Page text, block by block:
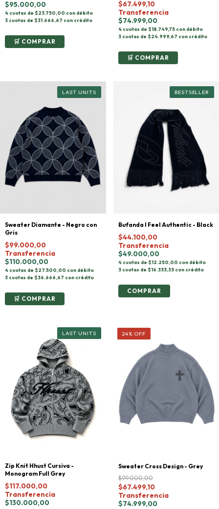
$95.000,00
4 cuotas de $23.750,00 con débito
3 cuotas de $31.666,67 con crédito
COMPRAR
$67.499,10
Transferencia
$74.999,00
4 cuotas de $18.749,75 con débito
3 cuotas de $24.999,67 con crédito
COMPRAR
Sweater Diamante - Negro con
Gris
$99.000,00
Transferencia
$110.000,00
4 cuotas de $27.500,00 con débito
3 cuotas de $36.666,67 con crédito
COMPRAR
Bufanda I Feel Authentic - Black
$44.100,00
Transferencia
$49.000,00
4 cuotas de $12.250,00 con débito
3 cuotas de $16.333,33 con crédito
Zip Knit Hhust Cursiva -
Monogram Full Grey
$117.000,00
Transferencia
$130.000,00
24% OFF
Sweater Cross Design - Grey
$99.000,00
$67.499,10
Transferencia
$74.999,00